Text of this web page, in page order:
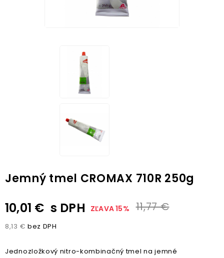
Jemný tmel CROMAX 710R 250g
10,01 € s DPH ZĽAVA 15% 11,77 €
8,13 € bez DPH
Jednozložkový nitro-kombinačný tmel na jemné